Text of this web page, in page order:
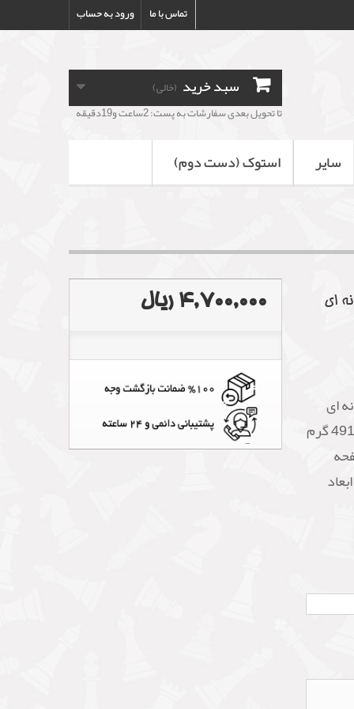
ورود به حساب تماس با ما
سبد خرید (خالی)
تا تحویل بعدی سفارشات به پست: 2ساعت و19دقیقه
سایر استوک (دست دوم)
ای
ای
دارای وزن کلی 911 گرم است که وزن مهره ها 491 گرم
بوده و ابعاد
4,700,000 ریال